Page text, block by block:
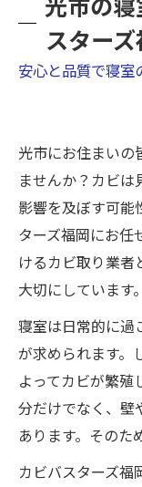
スター
安心と品質で寝室
光市にお住まいの
ませんか？カビ
影響を及ぼす可能
ターズ福岡にお任
けるカビ取り業者
大切にしています。
寝室は日常的に過
が求められます。
よってカビが繁殖
分だけでなく、壁
あります。そのた
カビバスターズ